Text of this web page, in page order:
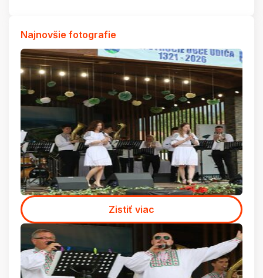
Najnovšie fotografie
Zistiť viac